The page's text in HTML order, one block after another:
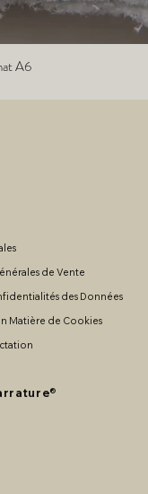
A6
de Vente
des Données
Matière de Cookies
®